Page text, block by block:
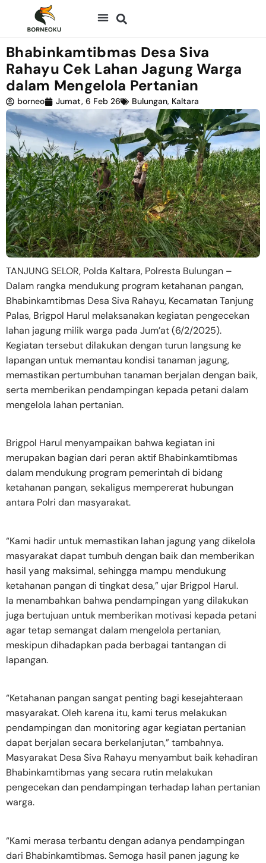
Bhabinkamtibmas Desa Siva
Rahayu Cek Lahan Jagung Warga
dalam Mengelola Pertanian
borneo Jumat, 6 Feb 26 Bulungan, Kaltara
TANJUNG SELOR, Polda Kaltara, Polresta Bulungan –
Dalam rangka mendukung program ketahanan pangan,
Bhabinkamtibmas Desa Siva Rahayu, Kecamatan Tanjung
Palas, Brigpol Harul melaksanakan kegiatan pengecekan
lahan jagung milik warga pada Jum’at (6/2/2025).
Kegiatan tersebut dilakukan dengan turun langsung ke
lapangan untuk memantau kondisi tanaman jagung,
memastikan pertumbuhan tanaman berjalan dengan baik,
serta memberikan pendampingan kepada petani dalam
mengelola lahan pertanian.
Brigpol Harul menyampaikan bahwa kegiatan ini
merupakan bagian dari peran aktif Bhabinkamtibmas
dalam mendukung program pemerintah di bidang
ketahanan pangan, sekaligus mempererat hubungan
antara Polri dan masyarakat.
“Kami hadir untuk memastikan lahan jagung yang dikelola
masyarakat dapat tumbuh dengan baik dan memberikan
hasil yang maksimal, sehingga mampu mendukung
ketahanan pangan di tingkat desa,” ujar Brigpol Harul.
Ia menambahkan bahwa pendampingan yang dilakukan
juga bertujuan untuk memberikan motivasi kepada petani
agar tetap semangat dalam mengelola pertanian,
meskipun dihadapkan pada berbagai tantangan di
lapangan.
“Ketahanan pangan sangat penting bagi kesejahteraan
masyarakat. Oleh karena itu, kami terus melakukan
pendampingan dan monitoring agar kegiatan pertanian
dapat berjalan secara berkelanjutan,” tambahnya.
Masyarakat Desa Siva Rahayu menyambut baik kehadiran
Bhabinkamtibmas yang secara rutin melakukan
pengecekan dan pendampingan terhadap lahan pertanian
warga.
“Kami merasa terbantu dengan adanya pendampingan
dari Bhabinkamtibmas. Semoga hasil panen jagung ke